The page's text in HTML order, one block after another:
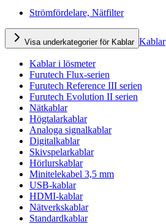
Strömfördelare, Nätfilter
Visa underkategorier för Kablar Kablar
Kablar i lösmeter
Furutech Flux-serien
Furutech Reference III serien
Furutech Evolution II serien
Nätkablar
Högtalarkablar
Analoga signalkablar
Digitalkablar
Skivspelarkablar
Hörlurskablar
Minitelekabel 3,5 mm
USB-kablar
HDMI-kablar
Nätverkskablar
Standardkablar